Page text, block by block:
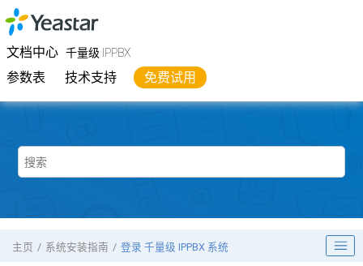
跳转到主要内容
文档中心 千量级 IPPBX
参数表 技术支持 免费试用
Yeastar千量级 IPPBX
主页 系统安装指南 登录 千量级 IPPBX 系统